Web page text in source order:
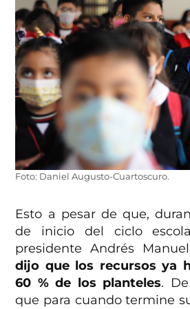
Foto: Daniel Augusto-Cuartoscuro.
Esto a pesar de que,
de inicio del ciclo
presidente Andrés
dijo que los recursos ya
60 % de los planteles.
que para cuando termine